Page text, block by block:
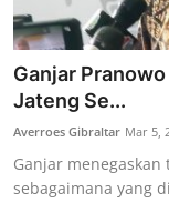
Ganjar
Jateng Se...
Averroes Gibraltar Mar 5,
Ganjar
sebagaimana yang